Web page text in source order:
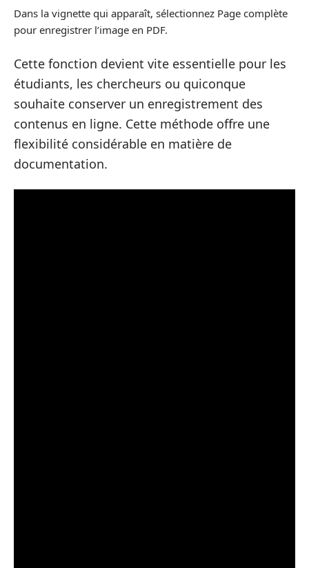
Dans la vignette qui apparaît, sélectionnez Page complète
pour enregistrer l’image en PDF.
Cette fonction devient vite essentielle pour les
étudiants, les chercheurs ou quiconque
souhaite conserver un enregistrement des
contenus en ligne. Cette méthode offre une
flexibilité considérable en matière de
documentation.